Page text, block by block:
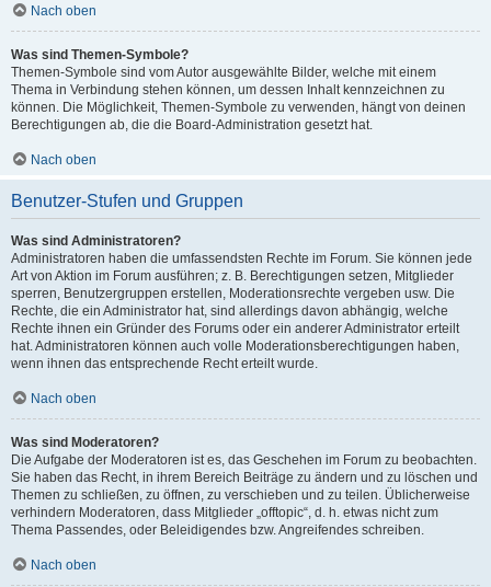
Nach oben
Was sind Themen-Symbole?
Themen-Symbole sind vom Autor ausgewählte Bilder, welche mit einem
Thema in Verbindung stehen können, um dessen Inhalt kennzeichnen zu
können. Die Möglichkeit, Themen-Symbole zu verwenden, hängt von deinen
Berechtigungen ab, die die Board-Administration gesetzt hat.
Nach oben
Benutzer-Stufen und Gruppen
Was sind Administratoren?
Administratoren haben die umfassendsten Rechte im Forum. Sie können jede
Art von Aktion im Forum ausführen; z. B. Berechtigungen setzen, Mitglieder
sperren, Benutzergruppen erstellen, Moderationsrechte vergeben usw. Die
Rechte, die ein Administrator hat, sind allerdings davon abhängig, welche
Rechte ihnen ein Gründer des Forums oder ein anderer Administrator erteilt
hat. Administratoren können auch volle Moderationsberechtigungen haben,
wenn ihnen das entsprechende Recht erteilt wurde.
Nach oben
Was sind Moderatoren?
Die Aufgabe der Moderatoren ist es, das Geschehen im Forum zu beobachten.
Sie haben das Recht, in ihrem Bereich Beiträge zu ändern und zu löschen und
Themen zu schließen, zu öffnen, zu verschieben und zu teilen. Üblicherweise
verhindern Moderatoren, dass Mitglieder „offtopic“, d. h. etwas nicht zum
Thema Passendes, oder Beleidigendes bzw. Angreifendes schreiben.
Nach oben